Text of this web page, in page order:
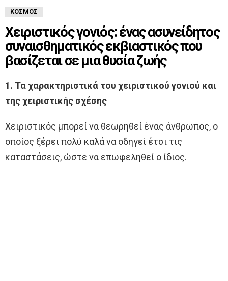
ΚΌΣΜΟΣ
Χειριστικός γονιός: ένας ασυνείδητος
συναισθηματικός εκβιαστικός που
βασίζεται σε μια θυσία ζωής
1. Τα χαρακτηριστικά του χειριστικού γονιού και
της χειριστικής σχέσης
Χειριστικός μπορεί να θεωρηθεί ένας άνθρωπος, ο
οποίος ξέρει πολύ καλά να οδηγεί έτσι τις
καταστάσεις, ώστε να επωφεληθεί ο ίδιος.